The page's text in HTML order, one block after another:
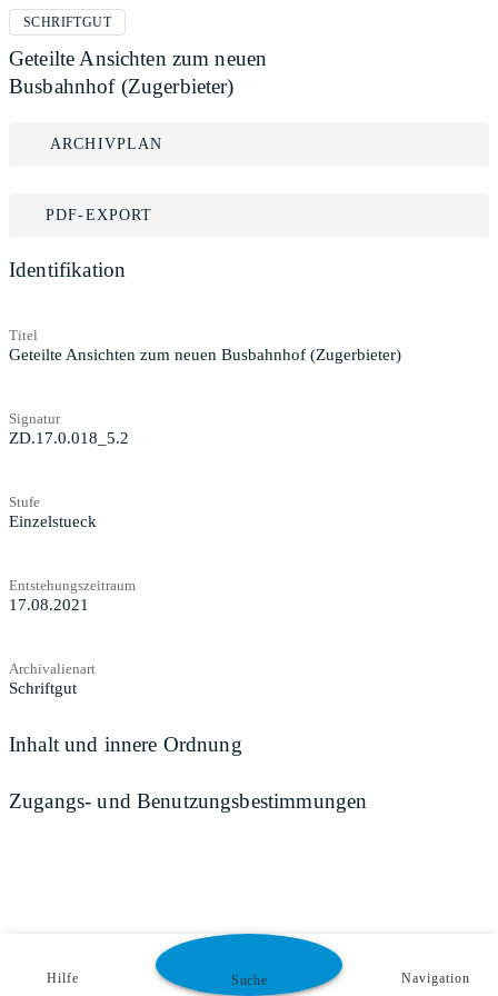
SCHRIFTGUT
Geteilte Ansichten zum neuen
Busbahnhof (Zugerbieter)
ARCHIVPLAN
PDF-EXPORT
Identifikation
Titel
Geteilte Ansichten zum neuen Busbahnhof (Zugerbieter)
Signatur
ZD.17.0.018_5.2
Stufe
Einzelstueck
Entstehungszeitraum
17.08.2021
Archivalienart
Schriftgut
Inhalt und innere Ordnung
Zugangs- und Benutzungsbestimmungen
Hilfe Suche Navigation